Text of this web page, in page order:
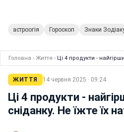
астроогія Гороскоп Знаки
Головна › Життя › Ці 4 продукти -
ЖИТТЯ 14 червня 2025 · 09:24
Ці 4 продукти -
сніданку. Не їжте їх